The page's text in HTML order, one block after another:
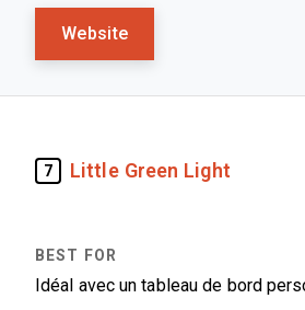
Website
7 Little Green Light
Idéal avec un tableau de bord